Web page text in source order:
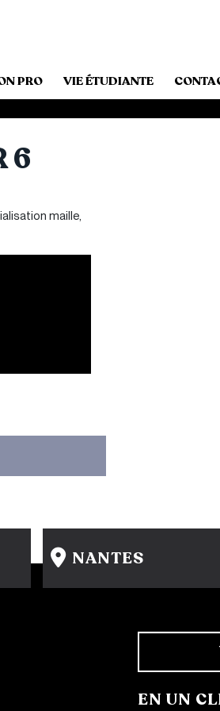
PRO VIE ÉTUDIANTE
6
maille,
NANTES
31-33 rue Saint Léonard
EN UN